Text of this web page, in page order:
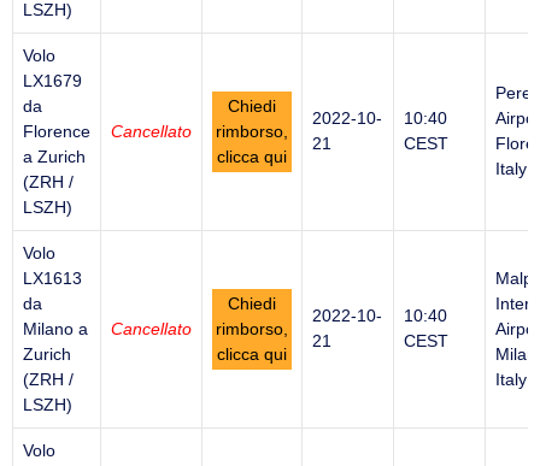
LSZH)
Volo
LX1679
da
Florence
a Zurich
(ZRH /
LSZH)
Cancellato
Chiedi
rimborso,
clicca qui
2022-10-
21
10:40
CEST
Italy
Volo
LX1613
da
Milano a
Zurich
(ZRH /
LSZH)
Cancellato
Chiedi
rimborso,
clicca qui
2022-10-
21
10:40
CEST
Italy
Volo